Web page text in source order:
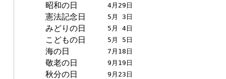
昭和の日 4月29日
憲法記念日 5月 3日
みどりの日 5月 4日
こどもの日 5月 5日
海の日 7月18日
敬老の日 9月19日
秋分の日 9月23日